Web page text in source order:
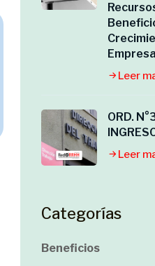
Empresa
Leer
ORD.
Leer
Categorías
Beneficios